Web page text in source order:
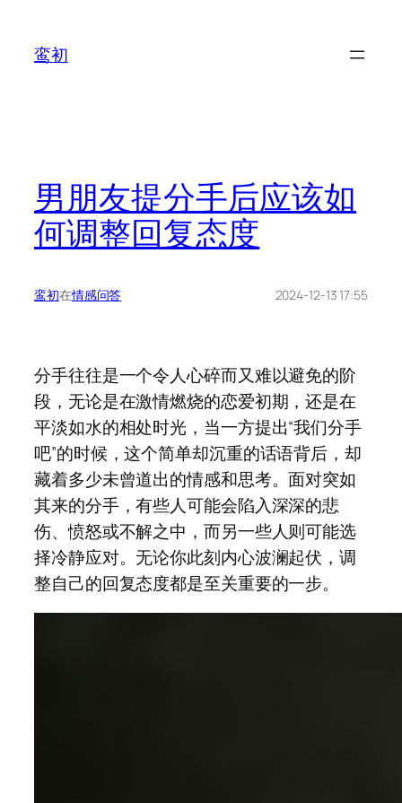
鸾初
男朋友提分手后应该如
何调整回复态度
鸾初在情感问答 2024-12-13 17:55
分手往往是一个令人心碎而又难以避免的阶
段，无论是在激情燃烧的恋爱初期，还是在
平淡如水的相处时光，当一方提出“我们分手
吧”的时候，这个简单却沉重的话语背后，却
藏着多少未曾道出的情感和思考。面对突如
其来的分手，有些人可能会陷入深深的悲
伤、愤怒或不解之中，而另一些人则可能选
择冷静应对。无论你此刻内心波澜起伏，调
整自己的回复态度都是至关重要的一步。